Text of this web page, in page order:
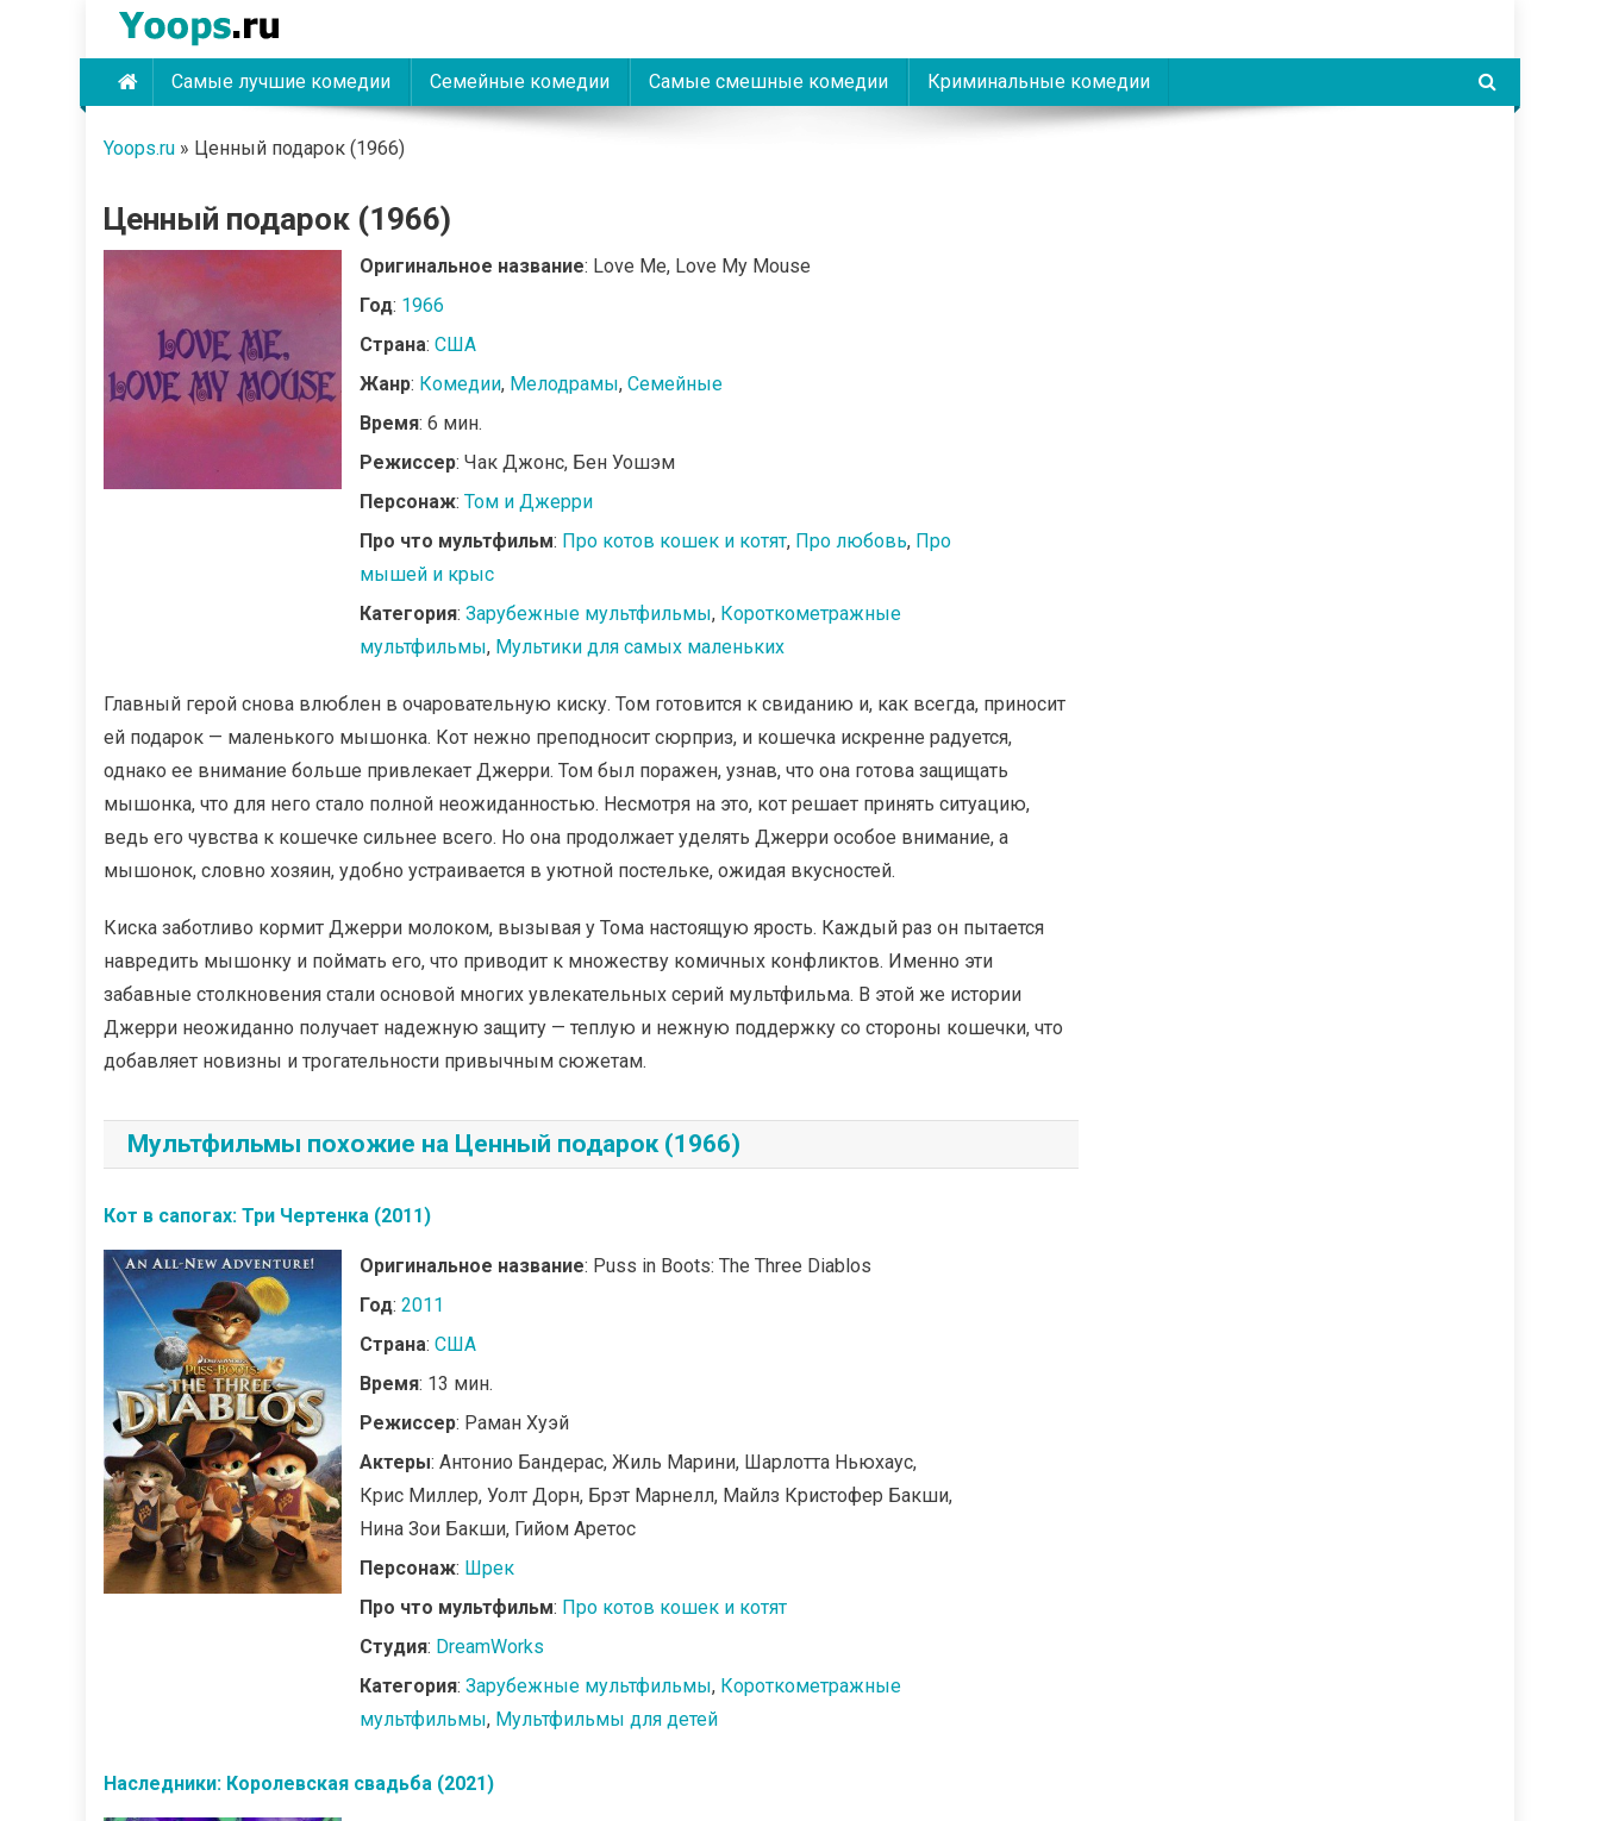
Skip
content
Yoops Самые лучшие комедии Семейные комедии Самые смешные комедии Криминальные комедии
Yoops.ru » Ценный подарок (1966)
Ценный подарок (1966)
Оригинальное название: Love Me, Love My Mouse
Год: 1966
Страна: США
Жанр: Комедии, Мелодрамы, Семейные
Время: 6 мин.
Режиссер: Чак Джонс, Бен Уошэм
Персонаж: Том и Джерри
Про что мультфильм: Про котов кошек и котят, Про любовь, Про
мышей и крыс
Категория: Зарубежные мультфильмы, Короткометражные
мультфильмы, Мультики для самых маленьких
Главный герой снова влюблен в очаровательную киску. Том готовится к свиданию и, как всегда, приносит
ей подарок — маленького мышонка. Кот нежно преподносит сюрприз, и кошечка искренне радуется,
однако ее внимание больше привлекает Джерри. Том был поражен, узнав, что она готова защищать
мышонка, что для него стало полной неожиданностью. Несмотря на это, кот решает принять ситуацию,
ведь его чувства к кошечке сильнее всего. Но она продолжает уделять Джерри особое внимание, а
мышонок, словно хозяин, удобно устраивается в уютной постельке, ожидая вкусностей.
Киска заботливо кормит Джерри молоком, вызывая у Тома настоящую ярость. Каждый раз он пытается
навредить мышонку и поймать его, что приводит к множеству комичных конфликтов. Именно эти
забавные столкновения стали основой многих увлекательных серий мультфильма. В этой же истории
Джерри неожиданно получает надежную защиту — теплую и нежную поддержку со стороны кошечки, что
добавляет новизны и трогательности привычным сюжетам.
Мультфильмы похожие на Ценный подарок (1966)
Кот в сапогах: Три Чертенка (2011)
Оригинальное название: Puss in Boots: The Three Diablos
Год: 2011
Страна: США
Время: 13 мин.
Режиссер: Раман Хуэй
Актеры: Антонио Бандерас, Жиль Марини, Шарлотта Ньюхаус,
Крис Миллер, Уолт Дорн, Брэт Марнелл, Майлз Кристофер Бакши,
Нина Зои Бакши, Гийом Аретос
Персонаж: Шрек
Про что мультфильм: Про котов кошек и котят
Студия: DreamWorks
Категория: Зарубежные мультфильмы, Короткометражные
мультфильмы, Мультфильмы для детей
Наследники: Королевская свадьба (2021)